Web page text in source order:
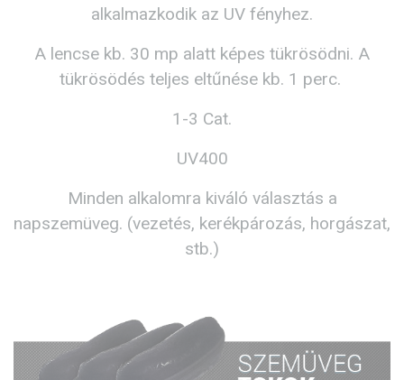
alkalmazkodik az UV fényhez.
A lencse kb. 30 mp alatt képes tükrösödni. A
tükrösödés teljes eltűnése kb. 1 perc.
1-3 Cat.
UV400
Minden alkalomra kiváló választás a
napszemüveg. (vezetés, kerékpározás, horgászat,
stb.)